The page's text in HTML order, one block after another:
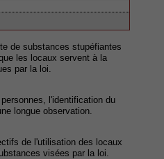
de substances stupéfiantes
les locaux servent à la
par la loi.
l'identification du
longue observation.
de l'utilisation des locaux
visées par la loi.